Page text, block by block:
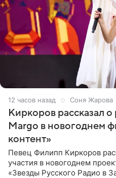
12 часов назад Соня Жарова
Киркоров рассказал
Margo в новогоднем
контент»
Певец Филипп Киркоров
участия в новогоднем
«Звезды Русского Радио в